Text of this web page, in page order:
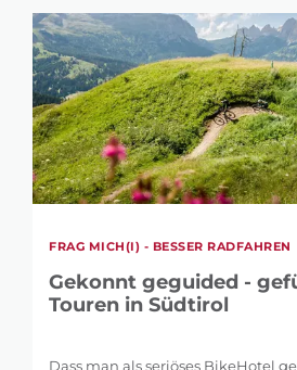
FRAG MICH(I) - BESSER RADFAHREN
Gekonnt geguided -
Touren in Südtirol
Dass man als seriöses BikeHotel